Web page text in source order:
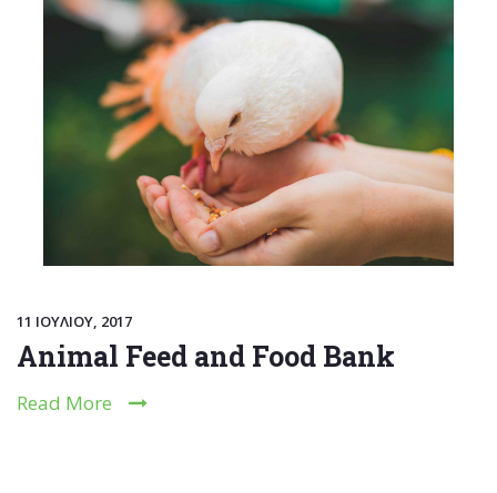
11 ΙΟΥΛΊΟΥ, 2017
Animal Feed and Food Bank
Read More